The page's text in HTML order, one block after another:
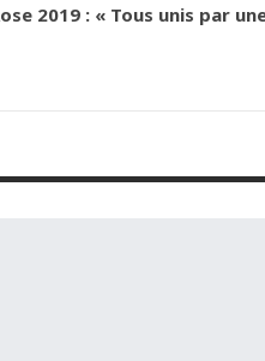
2019 : « Tous unis par